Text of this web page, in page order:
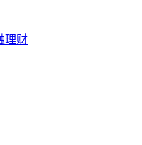
理财